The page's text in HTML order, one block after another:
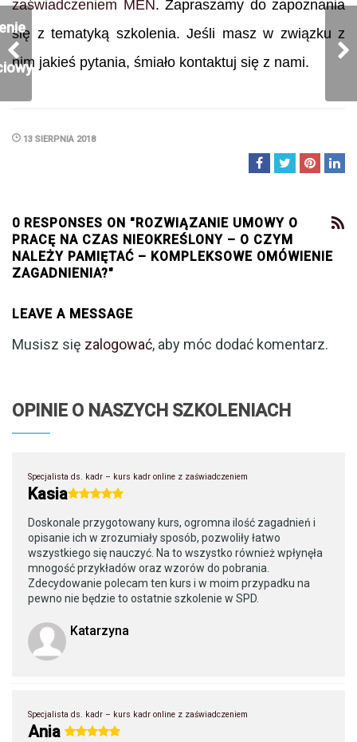
zaświadczeniem MEN . Zapraszamy do zapoznania
się z tematyką szkolenia. Jeśli masz w związku z
nim jakieś pytania, śmiało kontaktuj się z nami.
13 SIERPNIA 2018
0 RESPONSES ON "ROZWIĄZANIE UMOWY O
PRACĘ NA CZAS NIEOKREŚLONY – O CZYM
NALEŻY PAMIĘTAĆ – KOMPLEKSOWE OMÓWIENIE
ZAGADNIENIA?"
LEAVE A MESSAGE
Musisz się zalogować, aby móc dodać komentarz.
OPINIE O NASZYCH SZKOLENIACH
Specjalista ds. kadr – kurs kadr online z zaświadczeniem
Kasia
Doskonale przygotowany kurs, ogromna ilość zagadnień i
opisanie ich w zrozumiały sposób, pozwoliły łatwo
wszystkiego się nauczyć. Na to wszystko również wpłynęła
mnogość przykładów oraz wzorów do pobrania.
Zdecydowanie polecam ten kurs i w moim przypadku na
pewno nie będzie to ostatnie szkolenie w SPD.
Katarzyna
Specjalista ds. kadr – kurs kadr online z zaświadczeniem
Ania